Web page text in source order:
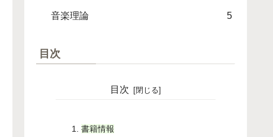
音楽理論 5
目次
目次
書籍情報